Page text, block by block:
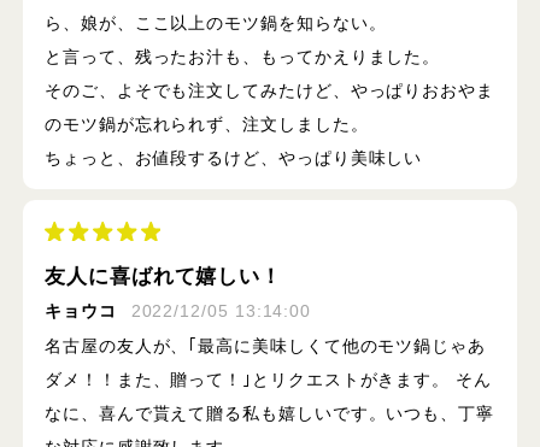
ら、娘が、ここ以上のモツ鍋を知らない。
と言って、残ったお汁も、もってかえりました。
そのご、よそでも注文してみたけど、やっぱりおおやま
のモツ鍋が忘れられず、注文しました。
ちょっと、お値段するけど、やっぱり美味しい
友人に喜ばれて嬉しい！
キョウコ
2022/12/05 13:14:00
名古屋の友人が、｢最高に美味しくて他のモツ鍋じゃあ
ダメ！！また、贈って！｣とリクエストがきます。 そん
なに、喜んで貰えて贈る私も嬉しいです。いつも、丁寧